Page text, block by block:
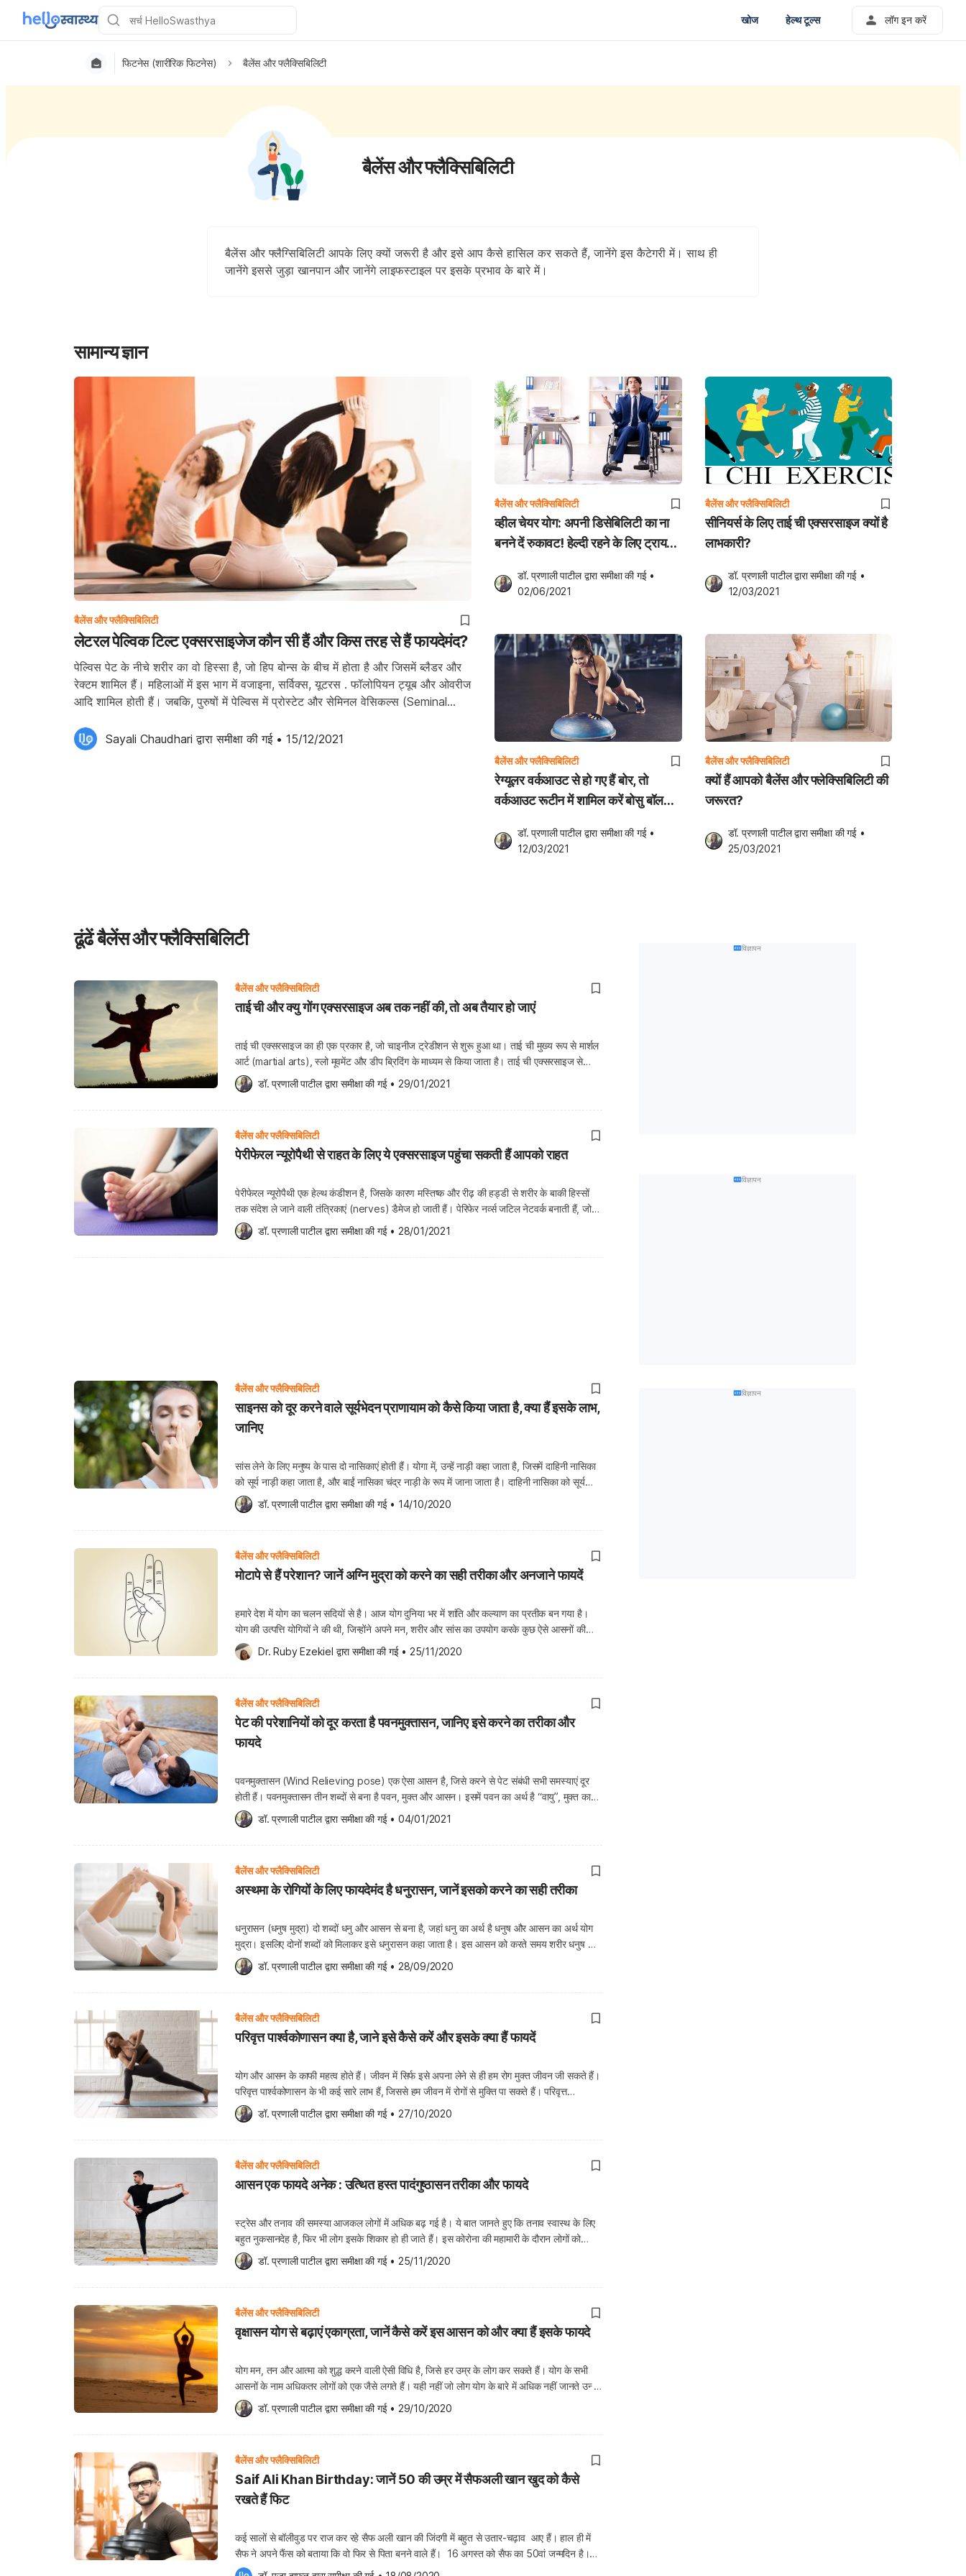
खोज हेल्थ टूल्स लॉग इन करें
फिटनेस (शारीरिक फिटनेस) बैलेंस और फ्लैक्सिबिलिटी
बैलेंस और फ्लैक्सिबिलिटी
बैलेंस और फ्लैग्सिबिलिटी आपके लिए क्यों जरूरी है और इसे आप कैसे हासिल कर सकते हैं, जानेंगे इस कैटेगरी में। साथ ही
जानेंगे इससे जुड़ा खानपान और जानेंगे लाइफस्टाइल पर इसके प्रभाव के बारे में।
सामान्य ज्ञान
बैलेंस और फ्लैक्सिबिलिटी
लेटरल पेल्विक टिल्ट एक्सरसाइजेज कौन सी हैं और किस तरह से हैं फायदेमंद?
पेल्विस पेट के नीचे शरीर का वो हिस्सा है, जो हिप बोन्स के बीच में होता है और जिसमें ब्लैडर और
रेक्टम शामिल हैं। महिलाओं में इस भाग में वजाइना, सर्विक्स, यूटरस . फॉलोपियन ट्यूब और ओवरीज
आदि शामिल होती हैं। जबकि, पुरुषों में पेल्विस में प्रोस्टेट और सेमिनल वेसिकल्स (Seminal
Sayali Chaudhari द्वारा समीक्षा की गई • 15/12/2021
बैलेंस और फ्लैक्सिबिलिटी
व्हील चेयर योग: अपनी डिसेबिलिटी का ना
बनने दें रुकावट! हेल्दी रहने के लिए ट्राय
डॉ. प्रणाली पाटील द्वारा समीक्षा की गई •
02/06/2021
बैलेंस और फ्लैक्सिबिलिटी
सीनियर्स के लिए ताई ची एक्सरसाइज क्यों है
लाभकारी?
डॉ. प्रणाली पाटील द्वारा समीक्षा की गई •
12/03/2021
बैलेंस और फ्लैक्सिबिलिटी
रेग्यूलर वर्कआउट से हो गए हैं बोर, तो
वर्कआउट रूटीन में शामिल करें बोसु बॉल
डॉ. प्रणाली पाटील द्वारा समीक्षा की गई •
12/03/2021
बैलेंस और फ्लैक्सिबिलिटी
क्यों हैं आपको बैलेंस और फ्लेक्सिबिलिटी की
जरूरत?
डॉ. प्रणाली पाटील द्वारा समीक्षा की गई •
25/03/2021
ढूंढें बैलेंस और फ्लैक्सिबिलिटी
बैलेंस और फ्लैक्सिबिलिटी
ताई ची और क्यु गोंग एक्सरसाइज अब तक नहीं की, तो अब तैयार हो जाएं
ताई ची एक्सरसाइज का ही एक प्रकार है, जो चाइनीज ट्रेडीशन से शुरू हुआ था। ताई ची मुख्य रूप से मार्शल
आर्ट (martial arts), स्लो मूवमेंट और डीप ब्रिदिंग के माध्यम से किया जाता है। ताई ची एक्सरसाइज से
शरीर को फिजिकल के साथ ही इमोशनल बेनीफिट्स भी होते हैं। जिन लोगों को क्रॉनिक डिजीज […]
डॉ. प्रणाली पाटील द्वारा समीक्षा की गई • 29/01/2021
बैलेंस और फ्लैक्सिबिलिटी
पेरीफेरल न्यूरोपैथी से राहत के लिए ये एक्सरसाइज पहुंचा सकती हैं आपको राहत
पेरीफेरल न्यूरोपैथी एक हेल्थ कंडीशन है, जिसके कारण मस्तिष्क और रीढ़ की हड्डी से शरीर के बाकी हिस्सों
तक संदेश ले जाने वाली तंत्रिकाएं (nerves) डैमेज हो जाती हैं। पेरिफेर नर्व्स जटिल नेटवर्क बनाती हैं, जो
ब्रेन और स्पाइनल कॉर्ड की मांसपेशियों के साथ ही त्वचा के आंतरिक अंगों को जोड़ने का काम करती है। […]
डॉ. प्रणाली पाटील द्वारा समीक्षा की गई • 28/01/2021
बैलेंस और फ्लैक्सिबिलिटी
साइनस को दूर करने वाले सूर्यभेदन प्राणायाम को कैसे किया जाता है, क्या हैं इसके लाभ,
जानिए
सांस लेने के लिए मनुष्य के पास दो नासिकाएं होती हैं। योगा में, उन्हें नाड़ी कहा जाता है, जिसमें दाहिनी नासिका
को सूर्य नाड़ी कहा जाता है, और बाईं नासिका चंद्र नाड़ी के रूप में जाना जाता है। दाहिनी नासिका को सूर्य
नाड़ी से जोड़ा जाता है और इससे ही जुड़ा है सूर्यभेदन प्राणायाम। सूर्यभेदन […]
डॉ. प्रणाली पाटील द्वारा समीक्षा की गई • 14/10/2020
बैलेंस और फ्लैक्सिबिलिटी
मोटापे से हैं परेशान? जानें अग्नि मुद्रा को करने का सही तरीका और अनजाने फायदें
हमारे देश में योग का चलन सदियों से है। आज योग दुनिया भर में शांति और कल्याण का प्रतीक बन गया है।
योग की उत्पत्ति योगियों ने की थी, जिन्होंने अपने मन, शरीर और सांस का उपयोग करके कुछ ऐसे आसनों की
खोज की जिससे हमारा शरीर स्वस्थ रह सके। योगियों ने योग मुद्रा की […]
Dr. Ruby Ezekiel द्वारा समीक्षा की गई • 25/11/2020
बैलेंस और फ्लैक्सिबिलिटी
पेट की परेशानियों को दूर करता है पवनमुक्तासन, जानिए इसे करने का तरीका और
फायदे
पवनमुक्तासन (Wind Relieving pose) एक ऐसा आसन है, जिसे करने से पेट संबंधी सभी समस्याएं दूर
होती हैं। पवनमुक्तासन तीन शब्दों से बना है पवन, मुक्त और आसन। इसमें पवन का अर्थ है “वायु”, मुक्त का
अर्थ है “छोड़ना” और आसन का अर्थ है “पोज”। यानी, यह एक ऐसा पोज है, जिसे करने से शरीर […]
डॉ. प्रणाली पाटील द्वारा समीक्षा की गई • 04/01/2021
बैलेंस और फ्लैक्सिबिलिटी
अस्थमा के रोगियों के लिए फायदेमंद है धनुरासन, जानें इसको करने का सही तरीका
धनुरासन (धनुष मुद्रा) दो शब्दों धनु और आसन से बना है, जहां धनु का अर्थ है धनुष और आसन का अर्थ योग
मुद्रा। इसलिए दोनों शब्दों को मिलाकर इसे धनुरासन कहा जाता है। इस आसन को करते समय शरीर धनुष के
आकार का हो जाता है। इस आसन में, पेट और जांघ धनुष के हिस्से […]
डॉ. प्रणाली पाटील द्वारा समीक्षा की गई • 28/09/2020
बैलेंस और फ्लैक्सिबिलिटी
परिवृत्त पार्श्वकोणासन क्या है, जाने इसे कैसे करें और इसके क्या हैं फायदें
योग और आसन के काफी महत्व होते हैं। जीवन में सिर्फ इसे अपना लेने से ही हम रोग मुक्त जीवन जी सकते हैं।
परिवृत्त पार्श्वकोणासन के भी कई सारे लाभ हैं, जिससे हम जीवन में रोगों से मुक्ति पा सकते हैं। परिवृत्त
पार्श्वकोणासन शब्द संस्कृत के शब्द से लिया गया है। जिसके तहत परिवृत्त का […]
डॉ. प्रणाली पाटील द्वारा समीक्षा की गई • 27/10/2020
बैलेंस और फ्लैक्सिबिलिटी
आसन एक फायदे अनेक : उत्थित हस्त पादंगुष्ठासन तरीका और फायदे
स्ट्रेस और तनाव की समस्या आजकल लोगों में अधिक बढ़ गई है। ये बात जानते हुए कि तनाव स्वास्थ के लिए
बहुत नुकसानदेह है, फिर भी लोग इसके शिकार हो ही जाते हैं। इस कोरोना की महामारी के दौरान लोगों को
स्ट्रेस लेवल और भी बढ़ गया है। तो ऐसे में कुछ मेंटल एक्सरसाइज द्वारा […]
डॉ. प्रणाली पाटील द्वारा समीक्षा की गई • 25/11/2020
बैलेंस और फ्लैक्सिबिलिटी
वृक्षासन योग से बढ़ाएं एकाग्रता, जानें कैसे करें इस आसन को और क्या हैं इसके फायदे
योग मन, तन और आत्मा को शुद्ध करने वाली ऐसी विधि है, जिसे हर उम्र के लोग कर सकते हैं। योग के सभी
आसनों के नाम अधिकतर लोगों को एक जैसे लगते हैं। यही नहीं जो लोग योग के बारे में अधिक नहीं जानते उन्हें
इसे करने का तरीका भी एक जैसा ही लगता है। […]
डॉ. प्रणाली पाटील द्वारा समीक्षा की गई • 29/10/2020
बैलेंस और फ्लैक्सिबिलिटी
Saif Ali Khan Birthday: जानें 50 की उम्र में सैफअली खान खुद को कैसे
रखते हैं फिट
कई सालों से बॉलीवुड पर राज कर रहे सैफ अली खान की जिंदगी में बहुत से उतार-चढ़ाव आए हैं। हाल ही में
सैफ ने अपने फैंस को बताया कि वो फिर से पिता बनने वाले हैं। 16 अगस्त को सैफ का 50वां जन्मदिन है।
सैफ इतने फिट हैं कि शायद बहुत कम लोग ही उनकी […]
विज्ञापन
विज्ञापन
विज्ञापन